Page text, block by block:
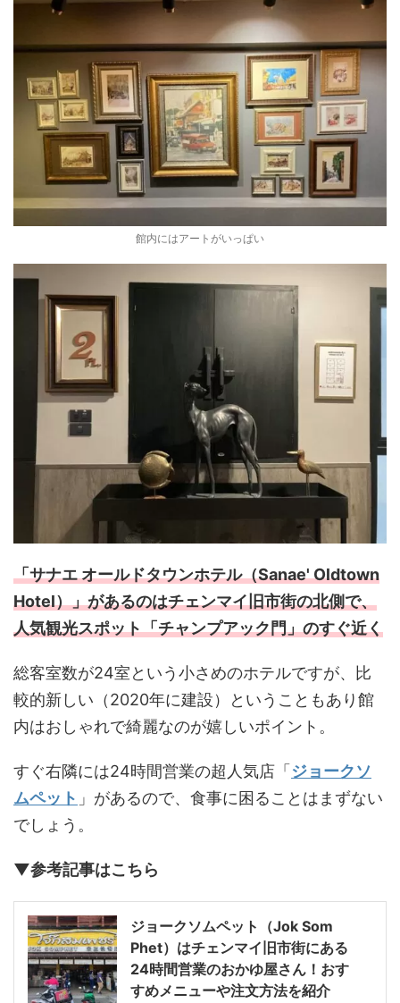
館内にはアートがいっぱい
「サナエ オールドタウンホテル（Sanae' Oldtown
Hotel）」があるのはチェンマイ旧市街の北側で、
人気観光スポット「チャンプアック門」のすぐ近く
総客室数が24室という小さめのホテルですが、比
較的新しい（2020年に建設）ということもあり館
内はおしゃれで綺麗なのが嬉しいポイント。
すぐ右隣には24時間営業の超人気店「 ジョークソ
ムペット 」があるので、食事に困ることはまずない
でしょう。
▼参考記事はこちら
ジョークソムペット（Jok Som
Phet）はチェンマイ旧市街にある
24時間営業のおかゆ屋さん！おす
すめメニューや注文方法を紹介